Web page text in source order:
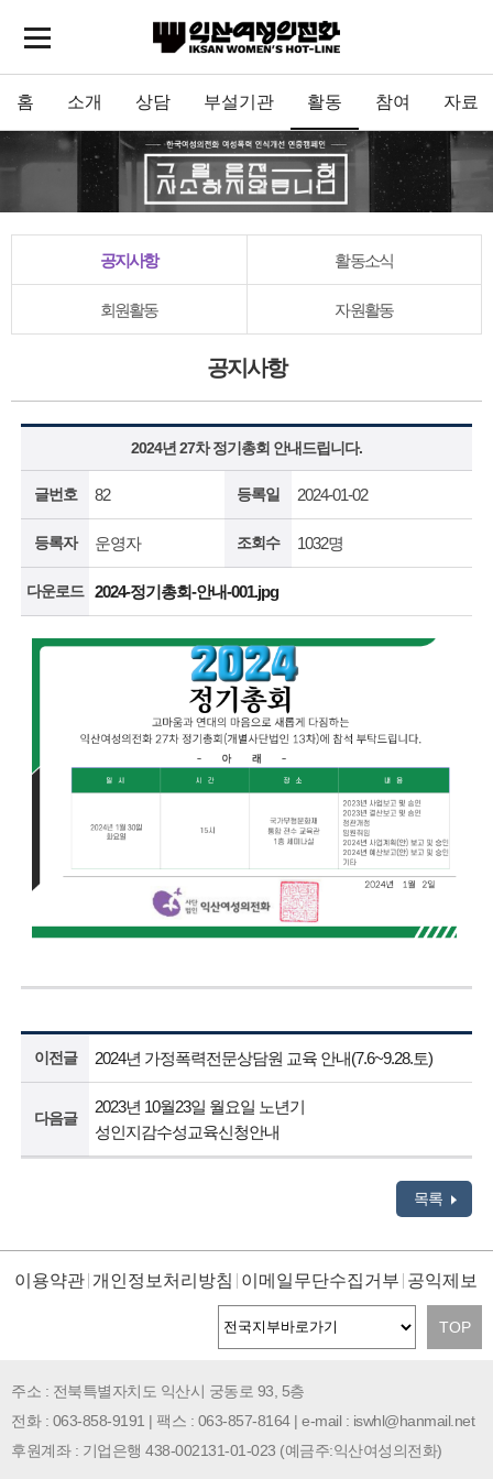
홈 소개 상담 부설기관 활동 참여 자료
공지사항 활동소식
회원활동 자원활동
공지사항
2024년 27차 정기총회 안내드립니다.
글번호 82 등록일 2024-01-02
등록자 운영자 조회수 1032명
다운로드 2024-정기총회-안내-001.jpg
이전글 2024년 가정폭력전문상담원 교육 안내(7.6~9.28.토)
다음글
2023년 10월23일 월요일 노년기
성인지감수성교육신청안내
목록
이용약관 개인정보처리방침 이메일무단수집거부 공익제보
TOP
주소 : 전북특별자치도 익산시 궁동로 93, 5층
전화 : 063-858-9191 | 팩스 : 063-857-8164 | e-mail : iswhl@hanmail.net
후원계좌 : 기업은행 438-002131-01-023 (예금주:익산여성의전화)